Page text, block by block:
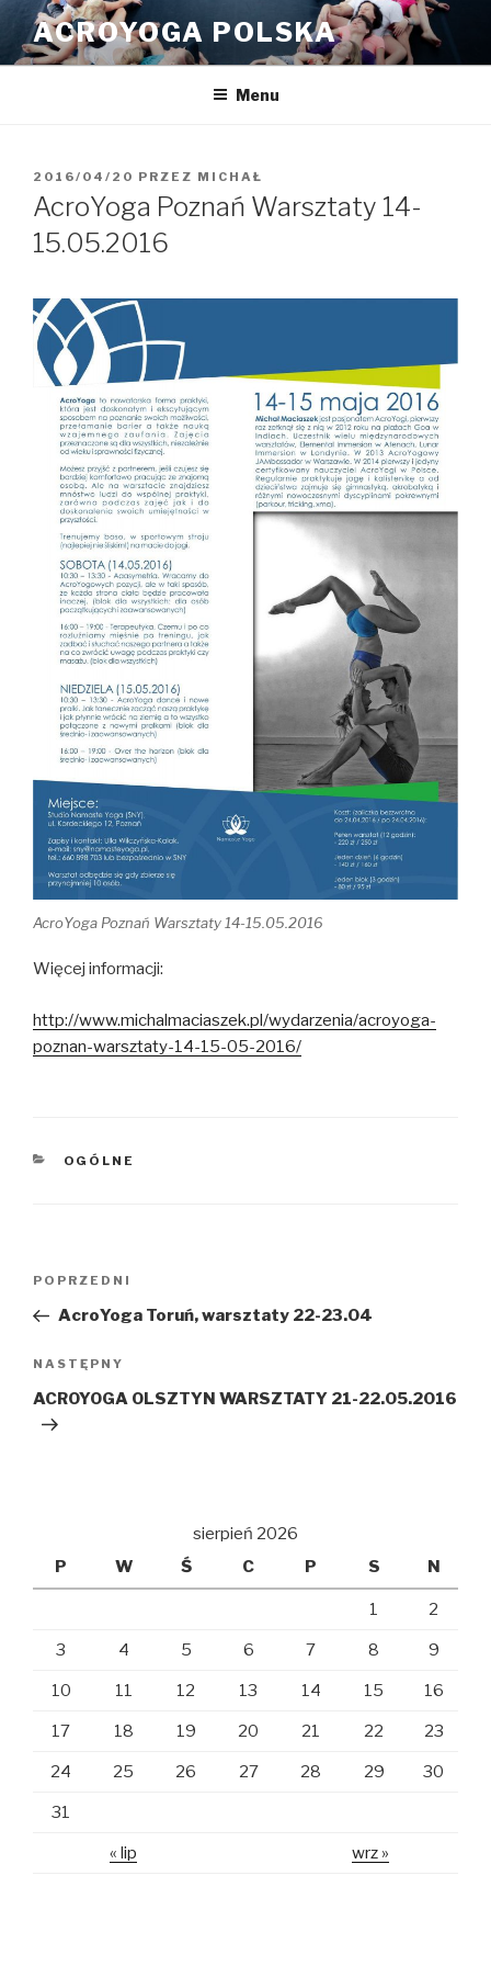
Przeskocz
treści
ACROYOGA POLSKA
Menu
OPUBLIKOWANE
W
2016/04/20 PRZEZ MICHAŁ
AcroYoga Poznań Warsztaty 14-
15.05.2016
AcroYoga Poznań Warsztaty 14-15.05.2016
Więcej informacji:
http://www.michalmaciaszek.pl/wydarzenia/acroyoga-
poznan-warsztaty-14-15-05-2016/
KATEGORIE
OGÓLNE
Nawigacja
Poprzedni
wpis
POPRZEDNI
AcroYoga Toruń, warsztaty 22-23.04
Następny
wpis
NASTĘPNY
ACROYOGA OLSZTYN WARSZTATY 21-22.05.2016
sierpień 2026
P
W Ś C P S N
1 2
3 4 5 6 7 8 9
10 11 12 13 14 15 16
17 18 19 20 21 22 23
24 25 26 27 28 29 30
31
« lip wrz »